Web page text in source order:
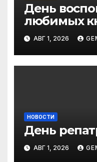
День
любимых
АВГ 1, 2026
НОВОСТИ
День
АВГ 1, 2026